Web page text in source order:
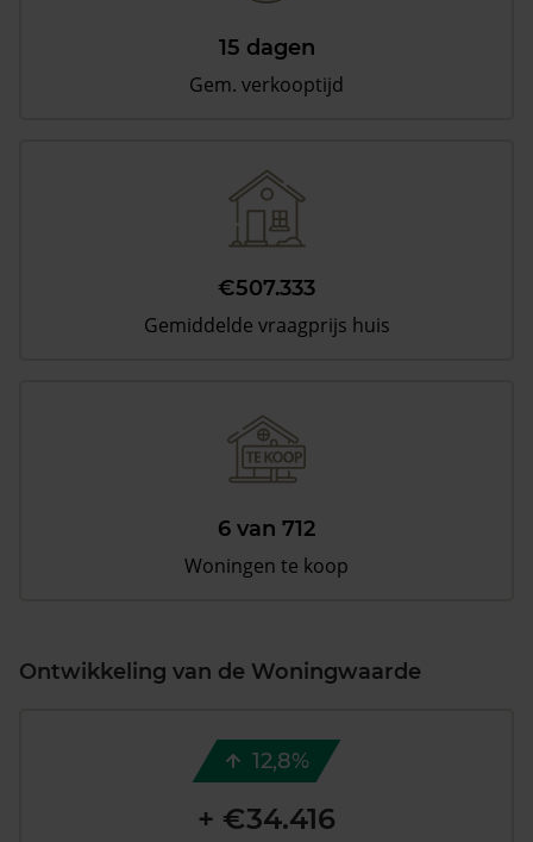
15 dagen
Gem. verkooptijd
€507.333
Gemiddelde vraagprijs huis
6 van 712
Woningen te koop
Ontwikkeling van de Woningwaarde
12,8%
+ €34.416